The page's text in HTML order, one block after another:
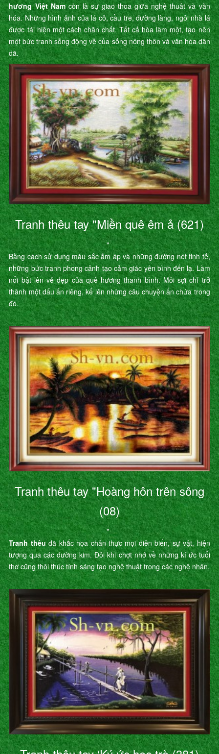
hương Việt Namcòn là sự giao thoa giữa nghệ thuât và văn
hóa. Những hình ảnh của lá cỏ, cầu tre, đường làng, ngôi nhà lá
được tái hiện một cách chân chất. Tất cả hòa làm một, tạo nên
một bức tranh sống động về của sống nông thôn và văn hóa dân
dã.
Tranh thêu tay "Miền quê êm ả (621)
"
Bằng cách sử dụng màu sắc ấm áp và những đường nét tinh tế,
những bức tranh phong cảnh tạo cảm giác yên bình đến lạ. Làm
nổi bật lên vẻ đẹp của quê hương thanh bình. Mỗi sợi chỉ trở
thành một dấu ấn riêng, kể lên những câu chuyện ẩn chứa trong
đó.
Tranh thêu tay "Hoàng hôn trên sông
(08)
"
Tranh thêuđã khắc họa chân thực mọi diễn biến, sự vật, hiện
tượng qua các đường kim. Đôi khi chợt nhớ về những kí ức tuổi
thơ cũng thôi thúc tính sáng tạo nghệ thuật trong các nghệ nhân.